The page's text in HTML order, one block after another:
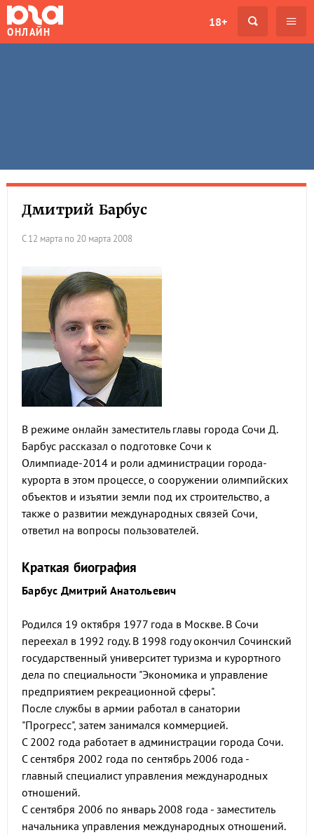
ОНЛАЙН
18+
Дмитрий Барбус
С 12 марта по 20 марта 2008
В режиме онлайн заместитель главы города Сочи Д.
Барбус рассказал о подготовке Сочи к
Олимпиаде-2014 и роли администрации города-
курорта в этом процессе, о сооружении олимпийских
объектов и изъятии земли под их строительство, а
также о развитии международных связей Сочи,
ответил на вопросы пользователей.
Краткая биография
Барбус Дмитрий Анатольевич
Родился 19 октября 1977 года в Москве. В Сочи
переехал в 1992 году. В 1998 году окончил Сочинский
государственный университет туризма и курортного
дела по специальности "Экономика и управление
предприятием рекреационной сферы".
После службы в армии работал в санатории
"Прогресс", затем занимался коммерцией.
С 2002 года работает в администрации города Сочи.
С сентября 2002 года по сентябрь 2006 года -
главный специалист управления международных
отношений.
С сентября 2006 по январь 2008 года - заместитель
начальника управления международных отношений.